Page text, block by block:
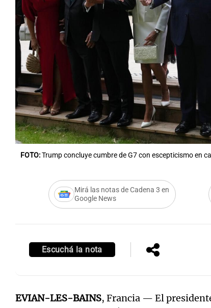
FOTO:Trump concluye cumbre de G7 con escepticismo en
Mirá las notas de Cadena 3 en
Google News
Escuchá la nota
EVIAN-LES-BAINS, Francia — El